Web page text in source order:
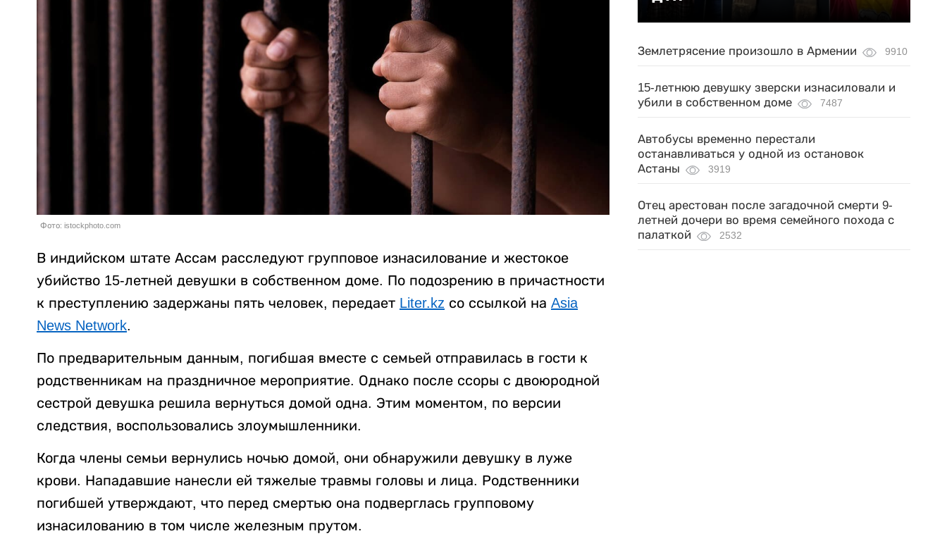
Фото: istockphoto.com
В индийском штате Ассам расследуют групповое изнасилование и жестокое
убийство 15-летней девушки в собственном доме. По подозрению в причастности
к преступлению задержаны пять человек, передает Liter.kz со ссылкой на Asia
News Network.
По предварительным данным, погибшая вместе с семьей отправилась в гости к
родственникам на праздничное мероприятие. Однако после ссоры с двоюродной
сестрой девушка решила вернуться домой одна. Этим моментом, по версии
следствия, воспользовались злоумышленники.
Когда члены семьи вернулись ночью домой, они обнаружили девушку в луже
крови. Нападавшие нанесли ей тяжелые травмы головы и лица. Родственники
погибшей утверждают, что перед смертью она подверглась групповому
изнасилованию в том числе железным прутом.
Землетрясение произошло в Армении 9910
15-летнюю девушку зверски изнасиловали и
убили в собственном доме
7487
Автобусы временно перестали
останавливаться у одной из остановок
Астаны
3919
Отец арестован после загадочной смерти 9-
летней дочери во время семейного похода с
палаткой
2532